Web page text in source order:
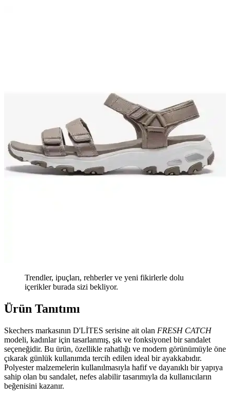
Trendler, ipuçları, rehberler ve yeni fikirlerle dolu
içerikler burada sizi bekliyor.
Ürün Tanıtımı
Skechers markasının D'LİTES serisine ait olan FRESH CATCH
modeli, kadınlar için tasarlanmış, şık ve fonksiyonel bir sandalet
seçeneğidir. Bu ürün, özellikle rahatlığı ve modern görünümüyle öne
çıkarak günlük kullanımda tercih edilen ideal bir ayakkabıdır.
Polyester malzemelerin kullanılmasıyla hafif ve dayanıklı bir yapıya
sahip olan bu sandalet, nefes alabilir tasarımıyla da kullanıcıların
beğenisini kazanır.